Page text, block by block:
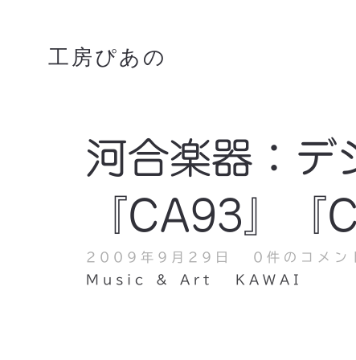
工房ぴあの
河合楽器：デ
『CA93』『
2009年9月29日
0件のコメン
Music & Art
KAWAI